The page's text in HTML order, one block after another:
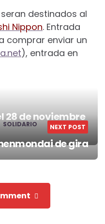
destinados al
Nippon. Entrada
comprar enviar un
), entrada en
SOLIDARIO
28 de noviembre
NEXT POST
de gira